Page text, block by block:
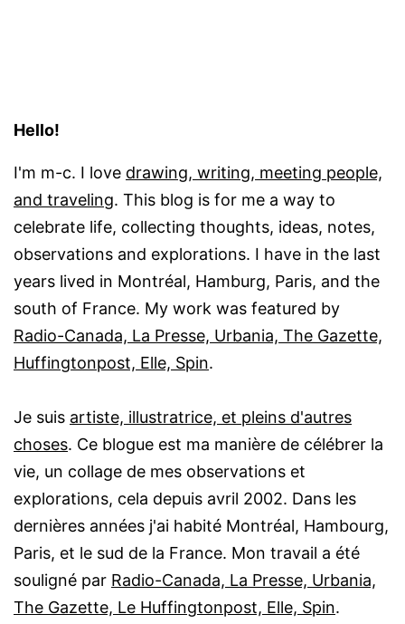
Hello!
I'm m-c. I love drawing, writing, meeting people,
and traveling. This blog is for me a way to
celebrate life, collecting thoughts, ideas, notes,
observations and explorations. I have in the last
years lived in Montréal, Hamburg, Paris, and the
south of France. My work was featured by
Radio-Canada, La Presse, Urbania, The Gazette,
Huffingtonpost, Elle, Spin.
Je suis artiste, illustratrice, et pleins d'autres
choses. Ce blogue est ma manière de célébrer la
vie, un collage de mes observations et
explorations, cela depuis avril 2002. Dans les
dernières années j'ai habité Montréal, Hambourg,
Paris, et le sud de la France. Mon travail a été
souligné par Radio-Canada, La Presse, Urbania,
The Gazette, Le Huffingtonpost, Elle, Spin.